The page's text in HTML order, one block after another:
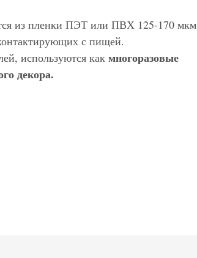
из пленки ПЭТ или ПВХ 125-170 мкм
с пищей.
используются как многоразовые
декора.